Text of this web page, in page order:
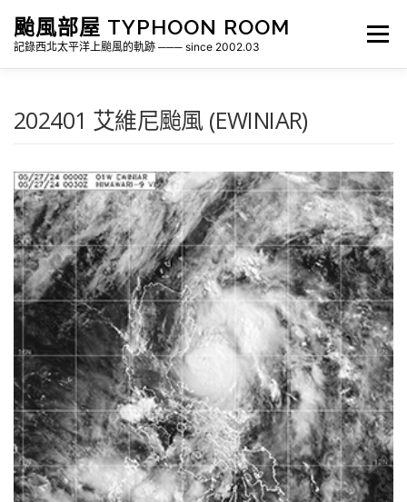
颱風部屋 TYPHOON ROOM
記錄西北太平洋上颱風的軌跡 ─── since 2002.03
選單
各地瞬間風速紀錄 侵台颱風新聞剪報 氣象相關資源
202401 艾維尼颱風 (EWINIAR)